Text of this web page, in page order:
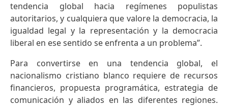
tendencia global hacia regímenes populistas
autoritarios, y cualquiera que valore la democracia, la
igualdad legal y la representación y la democracia
liberal en ese sentido se enfrenta a un problema”.
Para convertirse en una tendencia global, el
nacionalismo cristiano blanco requiere de recursos
financieros, propuesta programática, estrategia de
comunicación y aliados en las diferentes regiones.